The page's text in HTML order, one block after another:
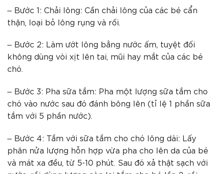
– Bước 1: Chải lông: Cần chải lông của các bé cẩn
thận, loại bỏ lông rụng và rối.
– Bước 2: Làm ướt lông bằng nước ấm, tuyệt đối
không dùng vòi xịt lên tai, mũi hay mắt của các bé
chó.
– Bước 3: Pha sữa tắm: Pha một lượng sữa tắm cho
chó vào nước sau đó đánh bông lên (tỉ lệ 1 phần sữa
tắm với 5 phần nước).
– Bước 4: Tắm với sữa tắm cho chó lông dài: Lấy
phân nửa lượng hỗn hợp vừa pha cho lên da của bé
và mát xa đều, từ 5-10 phút. Sau đó xả thật sạch với